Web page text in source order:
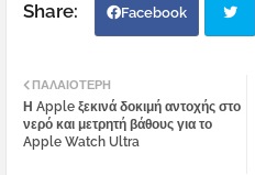
Facebook
tter
ΠΑΛΑΙΌΤΕΡΗ
Η Apple ξεκινά δοκιμή αντοχής στο
νερό και μετρητή βάθους για το
Apple Watch Ultra